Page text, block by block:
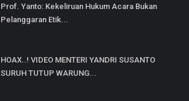
Prof. Yanto: Kekeliruan Hukum Acara Bukan
Pelanggaran Etik...
HOAX..! VIDEO MENTERI YANDRI SUSANTO
SURUH TUTUP WARUNG...